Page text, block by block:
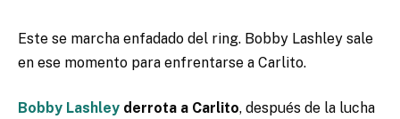
Este se marcha enfadado del ring. Bobby Lashley sale
en ese momento para enfrentarse a Carlito.
Bobby Lashley derrota a Carlito, después de la lucha